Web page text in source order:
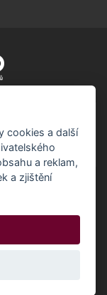
dopravy a platby
cookies a další
a reklam,
a zjištění